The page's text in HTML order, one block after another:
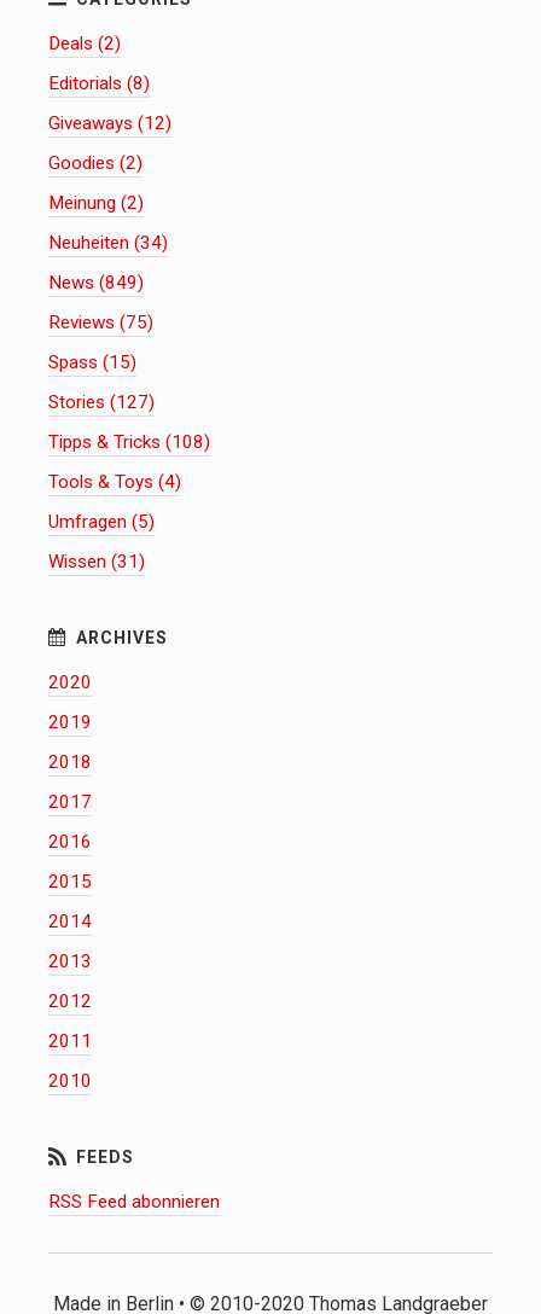
Deals (2)
Editorials (8)
Giveaways (12)
Goodies (2)
Meinung (2)
Neuheiten (34)
News (849)
Reviews (75)
Spass (15)
Stories (127)
Tipps & Tricks (108)
Tools & Toys (4)
Umfragen (5)
Wissen (31)
2020
2019
2018
2017
2016
2015
2014
2013
2012
2011
2010
RSS Feed abonnieren
Made in Berlin • © 2010-2020 Thomas Landgraeber